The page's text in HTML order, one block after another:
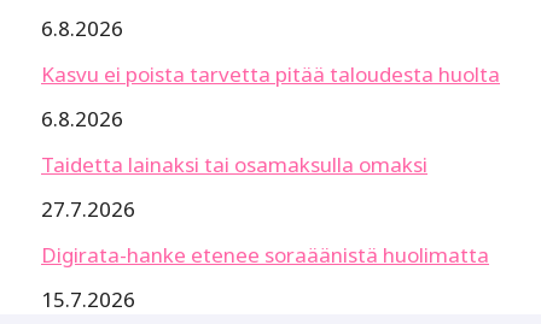
6.8.2026
Kasvu ei poista tarvetta pitää taloudesta huolta
6.8.2026
Taidetta lainaksi tai osamaksulla omaksi
27.7.2026
Digirata-hanke etenee soraäänistä huolimatta
15.7.2026